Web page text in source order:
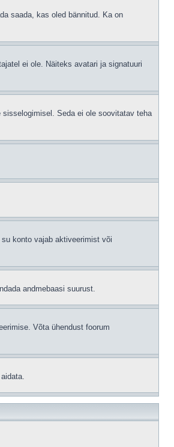
saada, kas oled bännitud. Ka on
ei ole. Näiteks avatari ja signatuuri
Seda ei ole soovitatav teha
konto vajab aktiveerimist või
andmebaasi suurust.
Võta ühendust foorum